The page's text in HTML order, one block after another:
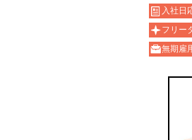
入社日
フリー
無期雇